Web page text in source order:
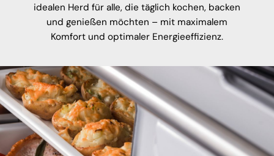
idealen Herd für alle, die täglich kochen, backen
und genießen möchten – mit maximalem
Komfort und optimaler Energieeffizienz.